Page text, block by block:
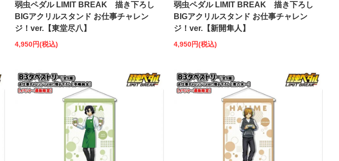
弱虫ペダル LIMIT BREAK 描き下ろし
BIGアクリルスタンド お仕事チャレン
ジ！ver.【東堂尽八】
4,950円(税込)
弱虫ペダル LIMIT BREAK 描き下ろし
BIGアクリルスタンド お仕事チャレン
ジ！ver.【新開隼人】
4,950円(税込)